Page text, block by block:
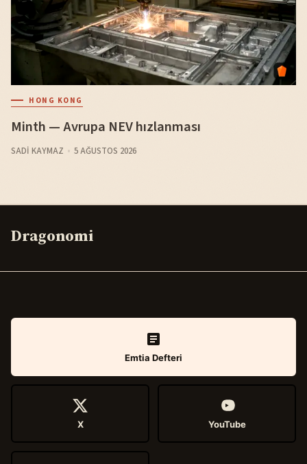
HONG KONG
Minth — Avrupa NEV hızlanması
SADI KAYMAZ 5 AĞUSTOS 2026
Dragonomi
Emtia Defteri
X YouTube